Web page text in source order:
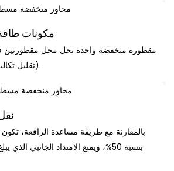
مكونات
مقطورة منخفضة واحدة تحل محل مقطورتين
(تقليل تكاليف النقل بنسبة 60٪).
بالمقارنة مع طريقة مساعدة الرافعة،